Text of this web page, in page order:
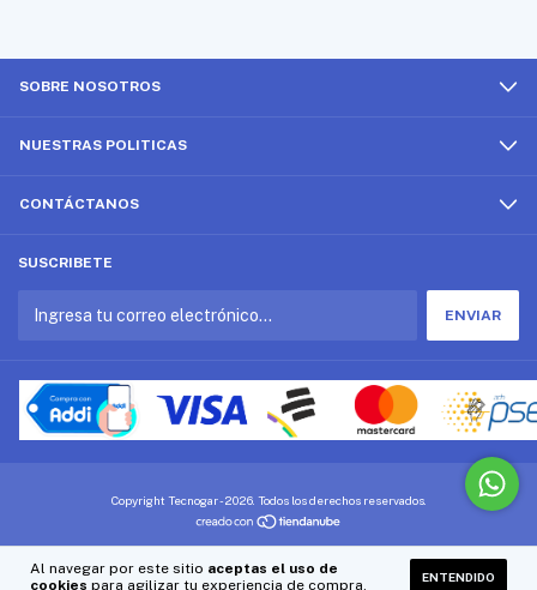
Al navegar por este sitio aceptas el uso de
cookies para agilizar tu experiencia de compra. ENTENDIDO
SOBRE NOSOTROS
NUESTRAS POLITICAS
CONTÁCTANOS
SUSCRIBETE
Copyright Tecnogar - 2026. Todos los derechos reservados.